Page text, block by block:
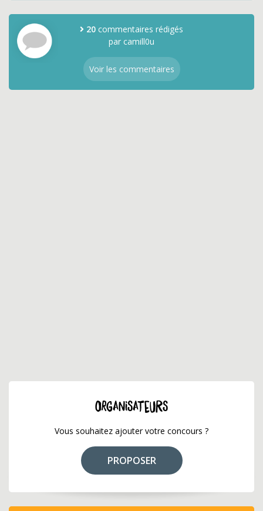
20 commentaires rédigés
par camill0u
Voir les commentaires
ORGANISATEURS
Vous souhaitez ajouter votre concours ?
PROPOSER